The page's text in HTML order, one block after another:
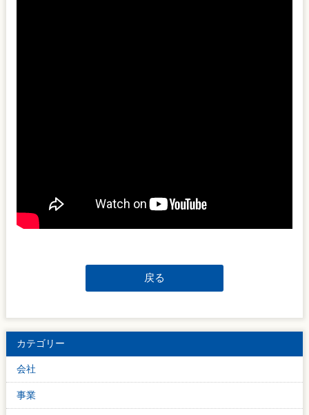
戻る
カテゴリー
会社
事業